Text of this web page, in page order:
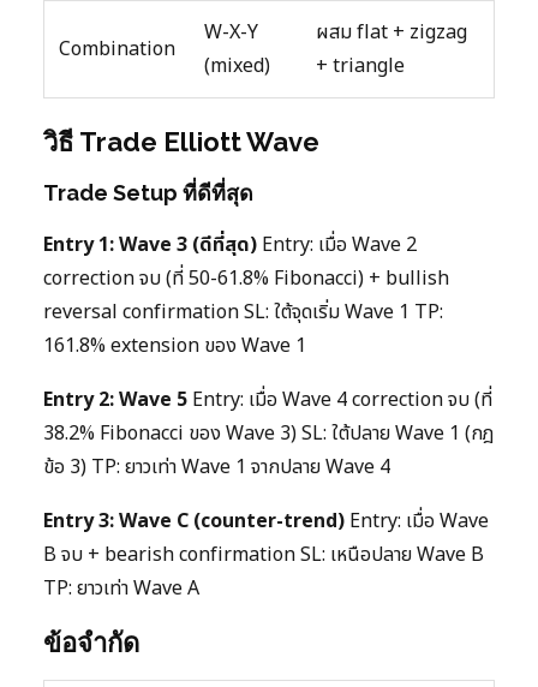
Combination
W-X-Y
(mixed)
ผสม flat + zigzag
+ triangle
วิธี Trade Elliott Wave
Trade Setup ที่ดีที่สุด
Entry 1: Wave 3 (ดีที่สุด) Entry: เมื่อ Wave 2
correction จบ (ที่ 50-61.8% Fibonacci) + bullish
reversal confirmation SL: ใต้จุดเริ่ม Wave 1 TP:
161.8% extension ของ Wave 1
Entry 2: Wave 5 Entry: เมื่อ Wave 4 correction จบ (ที่
38.2% Fibonacci ของ Wave 3) SL: ใต้ปลาย Wave 1 (กฎ
ข้อ 3) TP: ยาวเท่า Wave 1 จากปลาย Wave 4
Entry 3: Wave C (counter-trend) Entry: เมื่อ Wave
B จบ + bearish confirmation SL: เหนือปลาย Wave B
TP: ยาวเท่า Wave A
ข้อจำกัด